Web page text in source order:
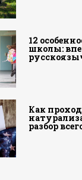
12
школы:
Как
разбор